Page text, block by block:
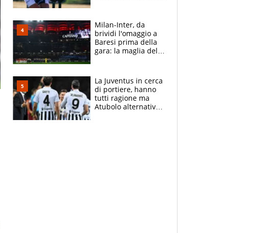
atlete
Milan-Inter, da
brividi l'omaggio a
Baresi prima della
gara: la maglia del
La Juventus in cerca
di portiere, hanno
tutti ragione ma
Atubolo alternativa